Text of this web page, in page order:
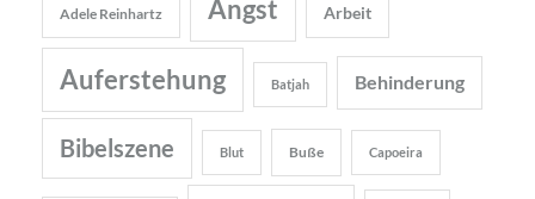
Adele Reinhartz Angst Arbeit
Auferstehung Batjah Behinderung
Bibelszene Blut Buße Capoeira